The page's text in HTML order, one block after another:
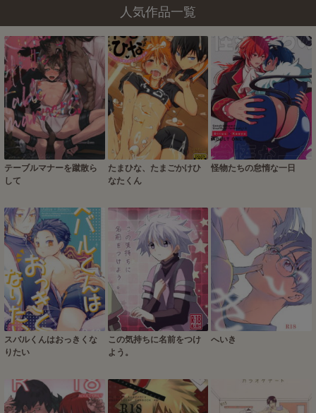
人気作品一覧
テーブルマナーを蹴散ら
して
たまひな、たまごかけひ
なたくん
怪物たちの怠惰な一日
スバルくんはおっきくな
りたい
この気持ちに名前をつけ
よう。
へいき